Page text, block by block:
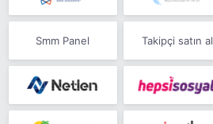
Smm Panel Takipçi satın al